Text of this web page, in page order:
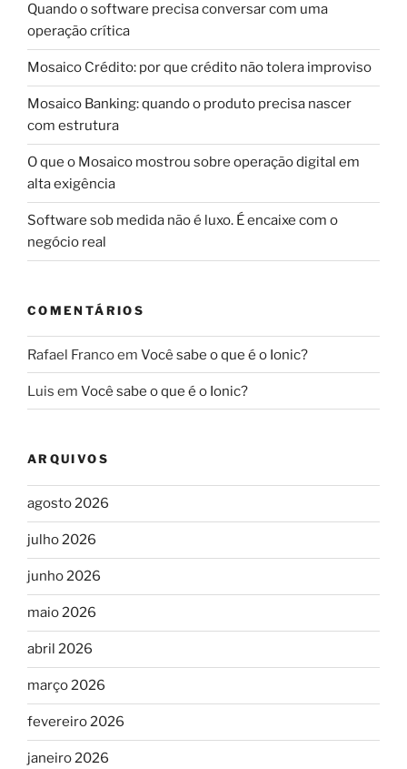
Quando o software precisa conversar com uma
operação crítica
Mosaico Crédito: por que crédito não tolera improviso
Mosaico Banking: quando o produto precisa nascer
com estrutura
O que o Mosaico mostrou sobre operação digital em
alta exigência
Software sob medida não é luxo. É encaixe com o
negócio real
COMENTÁRIOS
Rafael Francoem Você sabe o que é o Ionic?
Luis em Você sabe o que é o Ionic?
ARQUIVOS
agosto 2026
julho 2026
junho 2026
maio 2026
abril 2026
março 2026
fevereiro 2026
janeiro 2026